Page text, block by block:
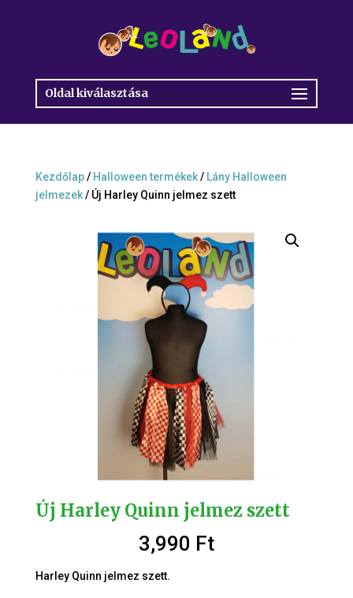
Oldal kiválasztása
Kezdőlap/ Halloween termékek/ Lány Halloween
jelmezek/ Új Harley Quinn jelmez szett
Új Harley Quinn jelmez szett
3,990 Ft
Harley Quinn jelmez szett.